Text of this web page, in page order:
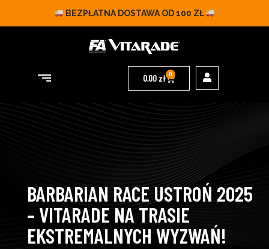
BEZPŁATNA DOSTAWA OD 100 ZŁ
0,00 zł 0
BARBARIAN RACE USTROŃ 2025
– VITARADE NA TRASIE
EKSTREMALNYCH WYZWAŃ!